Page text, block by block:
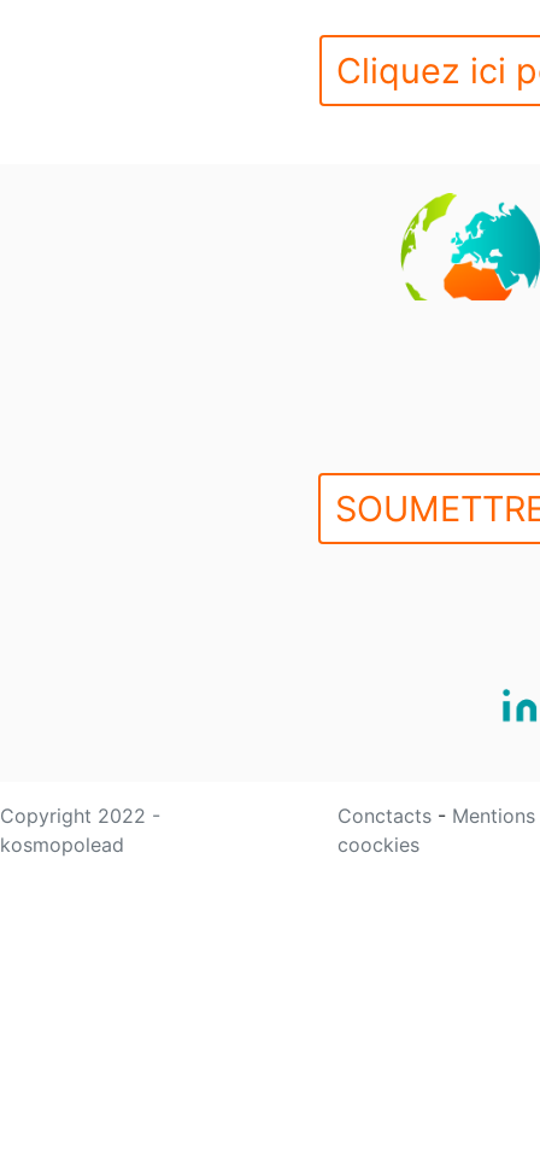
Cliquez ici
Copyright 2022 -
kosmopolead
Conctacts -
coockies